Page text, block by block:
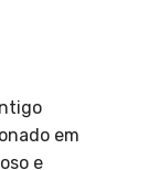
em
e